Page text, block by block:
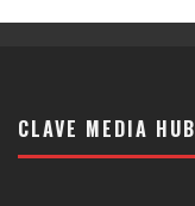
CLAVE MEDIA HUB